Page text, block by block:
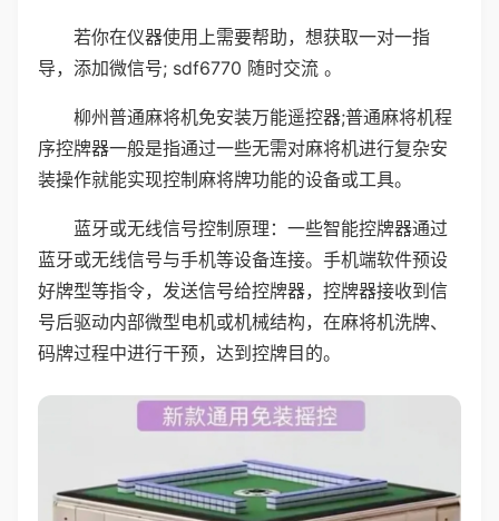
若你在仪器使用上需要帮助，想获取一对一指
导，添加微信号; sdf6770 随时交流 。
柳州普通麻将机免安装万能遥控器;普通麻将机程
序控牌器一般是指通过一些无需对麻将机进行复杂安
装操作就能实现控制麻将牌功能的设备或工具。
蓝牙或无线信号控制原理：一些智能控牌器通过
蓝牙或无线信号与手机等设备连接。手机端软件预设
好牌型等指令，发送信号给控牌器，控牌器接收到信
号后驱动内部微型电机或机械结构，在麻将机洗牌、
码牌过程中进行干预，达到控牌目的。